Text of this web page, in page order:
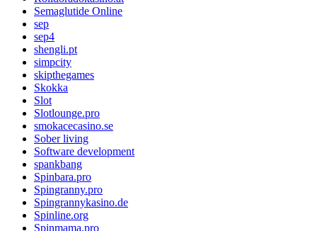
Semaglutide Online
sep
sep4
shengli.pt
simpcity
skipthegames
Skokka
Slot
Slotlounge.pro
smokacecasino.se
Sober living
Software development
spankbang
Spinbara.pro
Spingranny.pro
Spingrannykasino.de
Spinline.org
Spinmama.pro